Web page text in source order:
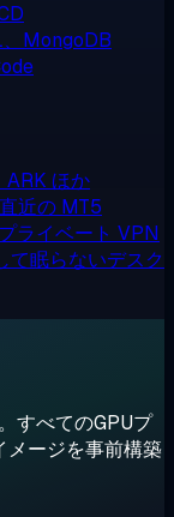
MongoDB
ほか
近の MT5
ライベート VPN
て眠らないデスク
すべてのGPUプ
ージを事前構築